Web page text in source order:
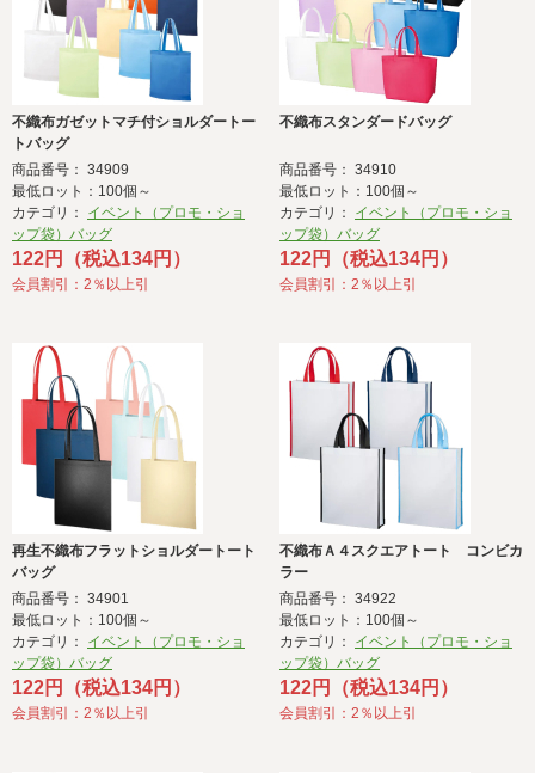
不織布ガゼットマチ付ショルダートー
トバッグ
商品番号： 34909
最低ロット：100個～
カテゴリ： イベント（プロモ・ショ
ップ袋）バッグ
122円（税込134円）
会員割引：2％以上引
不織布スタンダードバッグ
商品番号： 34910
最低ロット：100個～
カテゴリ： イベント（プロモ・ショ
ップ袋）バッグ
122円（税込134円）
会員割引：2％以上引
再生不織布フラットショルダートート
バッグ
商品番号： 34901
最低ロット：100個～
カテゴリ： イベント（プロモ・ショ
ップ袋）バッグ
122円（税込134円）
会員割引：2％以上引
不織布Ａ４スクエアトート コンビカ
ラー
商品番号： 34922
最低ロット：100個～
カテゴリ： イベント（プロモ・ショ
ップ袋）バッグ
122円（税込134円）
会員割引：2％以上引